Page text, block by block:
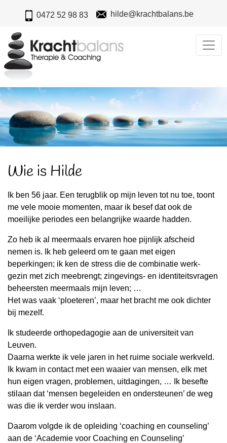
Home
Wie
ik
Individuele
begeleiding
Begeleiding
volwassenen
Begeleiding
jongeren
Opvoedingsondersteuning
Stress
EFT
Mindfulness
Tarieven
Workshops
Aanbod
Data
prijs
Contact
0472 52 98 83 hilde@krachtbalans.be
Wie is Hilde
Ik ben 56 jaar. Een terugblik op mijn leven tot nu toe, toont
me vele mooie momenten, maar ik besef dat ook de
moeilijke periodes een belangrijke waarde hadden.
Zo heb ik al meermaals ervaren hoe pijnlijk afscheid
nemen is. Ik heb geleerd om te gaan met eigen
beperkingen; ik ken de stress die de combinatie werk-
gezin met zich meebrengt; zingevings- en identiteitsvragen
beheersten meermaals mijn leven; …
Het was vaak ‘ploeteren’, maar het bracht me ook dichter
bij mezelf.
Ik studeerde orthopedagogie aan de universiteit van
Leuven.
Daarna werkte ik vele jaren in het ruime sociale werkveld.
Ik kwam in contact met een waaier van mensen, elk met
hun eigen vragen, problemen, uitdagingen, … Ik besefte
stilaan dat ‘mensen begeleiden en ondersteunen’ de weg
was die ik verder wou inslaan.
Daarom volgde ik de opleiding ‘coaching en counseling’
aan de ‘Academie voor Coaching en Counseling’